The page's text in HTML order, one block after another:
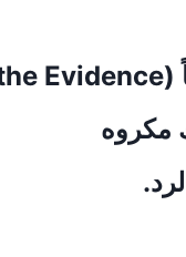
مكروه